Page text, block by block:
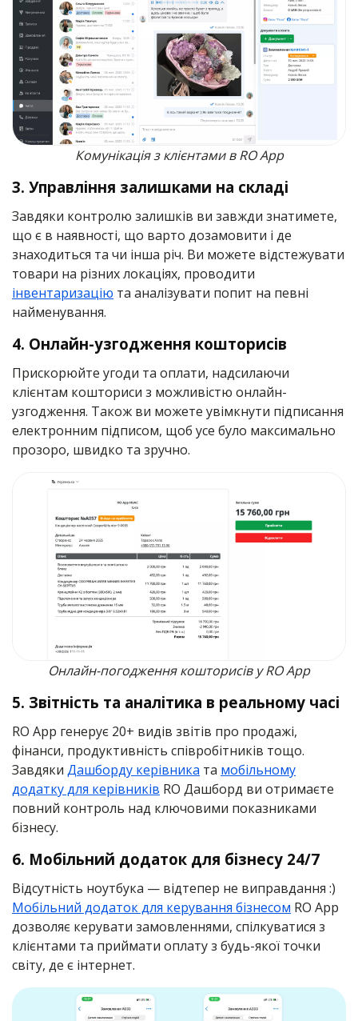
Комунікація з клієнтами в RO App
3. Управління залишками на складі
Завдяки контролю залишків ви завжди знатимете,
що є в наявності, що варто дозамовити і де
знаходиться та чи інша річ. Ви можете відстежувати
товари на різних локаціях, проводити
інвентаризацію та аналізувати попит на певні
найменування.
4. Онлайн-узгодження кошторисів
Прискорюйте угоди та оплати, надсилаючи
клієнтам кошториси з можливістю онлайн-
узгодження. Також ви можете увімкнути підписання
електронним підписом, щоб усе було максимально
прозоро, швидко та зручно.
Онлайн-погодження кошторисів у RO App
5. Звітність та аналітика в реальному часі
RO App генерує 20+ видів звітів про продажі,
фінанси, продуктивність співробітників тощо.
Завдяки Дашборду керівника та мобільному
додатку для керівників RO Дашборд ви отримаєте
повний контроль над ключовими показниками
бізнесу.
6. Мобільний додаток для бізнесу 24/7
Відсутність ноутбука — відтепер не виправдання :)
Мобільний додаток для керування бізнесом RO App
дозволяє керувати замовленнями, спілкуватися з
клієнтами та приймати оплату з будь-якої точки
світу, де є інтернет.